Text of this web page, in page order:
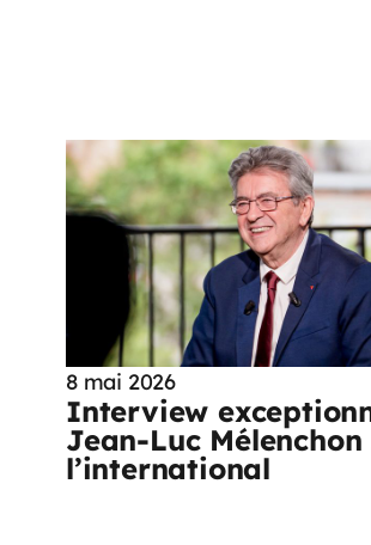
8 mai 2026
Interview
Jean-Luc Mélenchon
l’international